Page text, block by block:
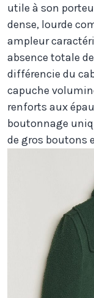
utile à son
dense, lourde
ampleur
absence totale
différencie du
capuche
renforts aux
boutonnage
de gros boutons